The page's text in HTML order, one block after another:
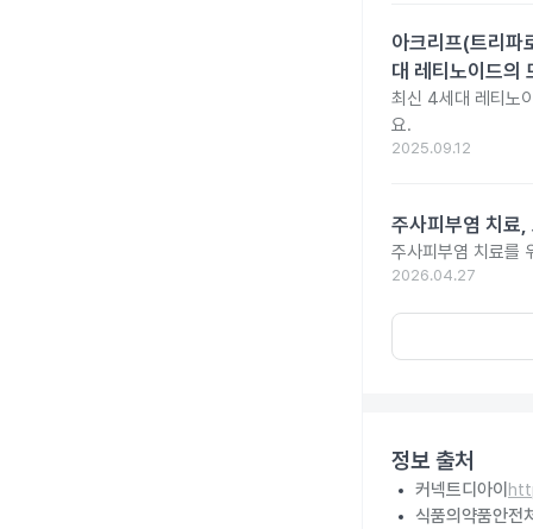
아크리프(트리파
대 레티노이드의
최신 4세대 레티노
요.
2025.09.12
주사피부염 치료,
주사피부염 치료를
2026.04.27
정보 출처
커넥트디아이
식품의약품안전